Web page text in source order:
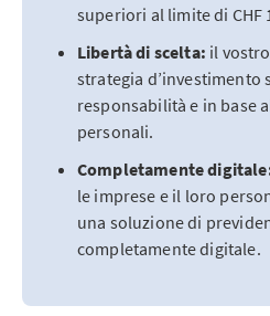
superiori al limite di CHF
Libertà di scelta: il
strategia d’investimento
responsabilità e in base
personali.
Completamente
le imprese e il loro
una soluzione di
completamente digitale.